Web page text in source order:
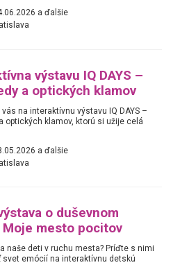
a ďalšie
výstavu IQ DAYS –
a optických klamov
na interaktívnu výstavu IQ DAYS –
optických klamov, ktorú si užije celá
a ďalšie
o duševnom
Moje mesto pocitov
naše deti v ruchu mesta? Príďte s nimi
svet emócií na interaktívnu detskú